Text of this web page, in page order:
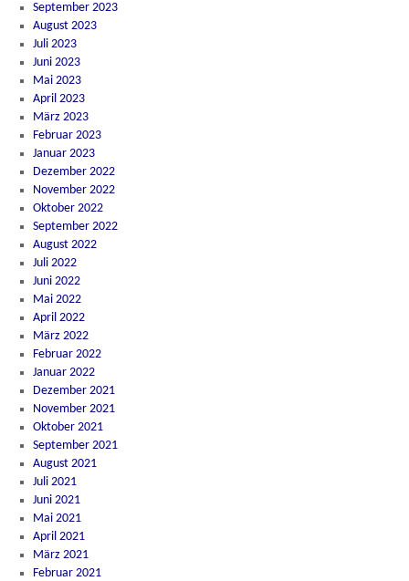
September 2023
August 2023
Juli 2023
Juni 2023
Mai 2023
April 2023
März 2023
Februar 2023
Januar 2023
Dezember 2022
November 2022
Oktober 2022
September 2022
August 2022
Juli 2022
Juni 2022
Mai 2022
April 2022
März 2022
Februar 2022
Januar 2022
Dezember 2021
November 2021
Oktober 2021
September 2021
August 2021
Juli 2021
Juni 2021
Mai 2021
April 2021
März 2021
Februar 2021